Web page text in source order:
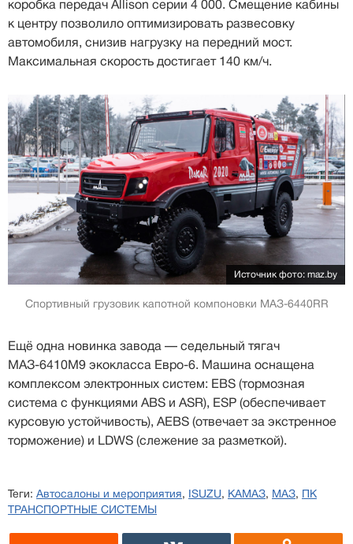
коробка передач Allison серии 4 000. Смещение кабины
к центру позволило оптимизировать развесовку
автомобиля, снизив нагрузку на передний мост.
Максимальная скорость достигает 140 км/ч.
Источник фото: maz.by
Спортивный грузовик капотной компоновки МАЗ-6440RR
Ещё одна новинка завода — седельный тягач
МАЗ-6410М9 экокласса Евро-6. Машина оснащена
комплексом электронных систем: EBS (тормозная
система с функциями ABS и ASR), ESP (обеспечивает
курсовую устойчивость), AEBS (отвечает за экстренное
торможение) и LDWS (слежение за разметкой).
Теги: Автосалоны и мероприятия, ISUZU, КАМАЗ, МАЗ, ПК
ТРАНСПОРТНЫЕ СИСТЕМЫ